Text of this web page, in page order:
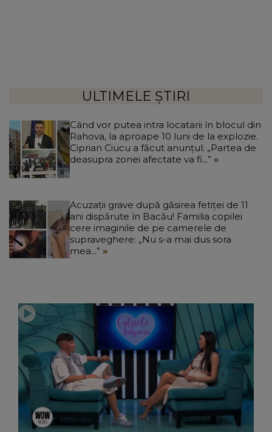
ULTIMELE ȘTIRI
Când vor putea intra locatarii în blocul din
Rahova, la aproape 10 luni de la explozie.
Ciprian Ciucu a făcut anunțul: „Partea de
deasupra zonei afectate va fi...”
Acuzații grave după găsirea fetiței de 11
ani dispărute în Bacău! Familia copilei
cere imaginile de pe camerele de
supraveghere: „Nu s-a mai dus sora
mea...”